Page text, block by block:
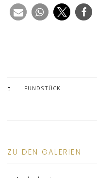
FUNDSTÜCK
ZU DEN GALERIEN